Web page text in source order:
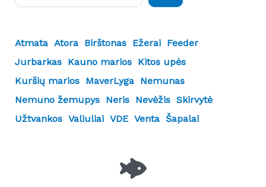
Atmata Atora Birštonas Ežerai Feeder
Jurbarkas Kauno marios Kitos upės
Kuršių marios MaverLyga Nemunas
Nemuno žemupys Neris Nevėžis Skirvytė
Užtvankos Valiuliai VDE Venta Šapalai